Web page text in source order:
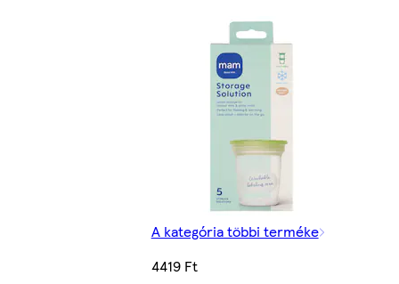
A kategória többi terméke
4419 Ft